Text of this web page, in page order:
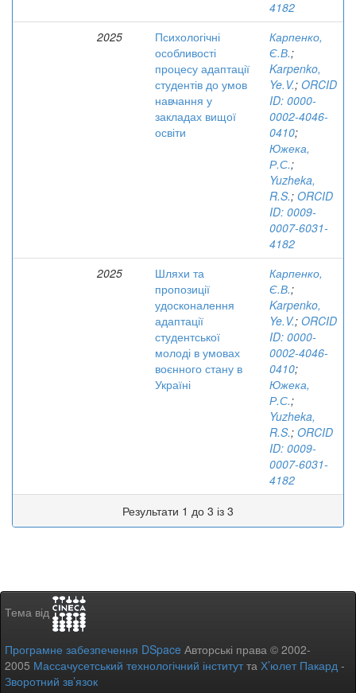
4182
2025
Психологічні
особливості
процесу адаптації
студентів до умов
навчання у
закладах вищої
освіти
Карпенко,
Є.В.;
Karpenko,
Ye.V.; ORCID
ID: 0000-
0002-4046-
0410;
Южека,
Р.С.;
Yuzheka,
R.S.; ORCID
ID: 0009-
0007-6031-
4182
2025
Шляхи та
пропозиції
удосконалення
адаптації
студентської
молоді в умовах
воєнного стану в
Україні
Карпенко,
Є.В.;
Karpenko,
Ye.V.; ORCID
ID: 0000-
0002-4046-
0410;
Южека,
Р.С.;
Yuzheka,
R.S.; ORCID
ID: 0009-
0007-6031-
4182
Результати 1 до 3 із 3
Тема від
Програмне забезпечення DSpace Авторські права © 2002-
2005 Массачусетський технологічний інститутта Х’юлет Пакард -
Зворотний зв’язок